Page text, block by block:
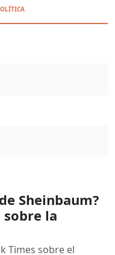
Sheinbaum?
la
Times sobre el